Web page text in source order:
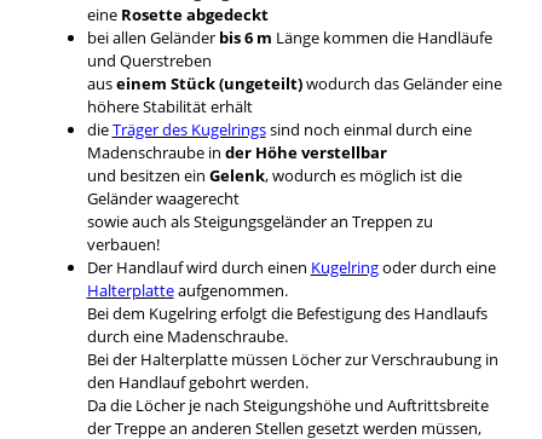
eine Rosette abgedeckt
bei allen Geländer bis 6 m Länge kommen die Handläufe
und Querstreben
auseinem Stück (ungeteilt)wodurch das Geländer eine
höhere Stabilität erhält
dieTräger des Kugelringssind noch einmal durch eine
Madenschraube in der Höhe verstellbar
und besitzen ein Gelenk, wodurch es möglich ist die
Geländer waagerecht
sowie auch als Steigungsgeländer an Treppen zu
verbauen!
Der Handlauf wird durch einen Kugelringoder durch eine
Halterplatteaufgenommen.
Bei dem Kugelring erfolgt die Befestigung des Handlaufs
durch eine Madenschraube.
Bei der Halterplatte müssen Löcher zur Verschraubung in
den Handlauf gebohrt werden.
Da die Löcher je nach Steigungshöhe und Auftrittsbreite
der Treppe an anderen Stellen gesetzt werden müssen,